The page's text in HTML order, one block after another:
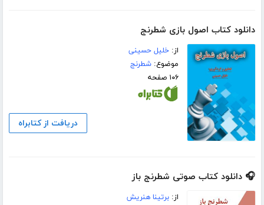
دانلود کتاب اصول بازی شطرنج
از:خلیل حسینی
موضوع:شطرنج
۱۰۶ صفحه
دریافت از کتابراه
🎧 دانلود کتاب صوتی شطرنج باز
از:برتینا هنریش